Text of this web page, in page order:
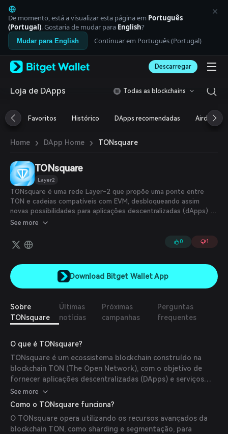
English
日本語
Tiếng Việt
Русский
Español (Latinoamérica)
Italiano
Deutsch
繁體中文
Português (Portugal)
ภาษาไทย
العربية
हिन्दी
বাংলা
Español
Português (Brasil)
Español (Argentina)
De momento, está a visualizar esta página em Português
(Portugal). Gostaria de mudar para English?
Mudar para English Continuar em Português (Portugal)
Descarregar
Loja de DApps Todas as blockchains
Favoritos Histórico DApps recomendadas Airdrop
Home › DApp Home › TONsquare
TONsquare
Layer2
TONsquare é uma rede Layer-2 que propõe uma ponte entre
TON e cadeias compatíveis com EVM, desbloqueando assim
novas possibilidades para aplicações descentralizadas (dApps) e
interações entre cadeias.
See more
0 1
Download Bitget Wallet App
Sobre
TONsquare
Últimas
notícias
Próximas
campanhas
Perguntas
frequentes
O que é TONsquare?
TONsquare é um ecossistema blockchain construído na
blockchain TON (The Open Network), com o objetivo de
fornecer aplicações descentralizadas (DApps) e serviços
escaláveis e eficientes. Ele aproveita as transações de alta
velocidade e baixo custo da TON para melhorar a
experiência do usuário e fomentar a inovação no espaço
blockchain.
See more
Como o TONsquare funciona?
O TONsquare opera utilizando os recursos avançados da
blockchain TON, como sharding e segmentação, para